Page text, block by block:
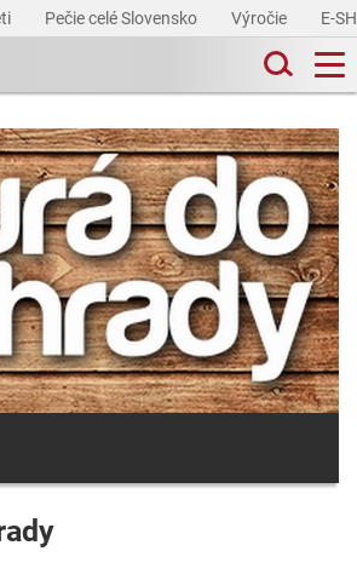
Pečie celé Slovensko Výročie E-